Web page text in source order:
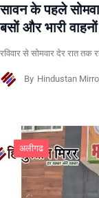
सावन के पहले
बसों और भारी
रविवार से सोमवार देर रात तक
By Hindustan
अलीगढ